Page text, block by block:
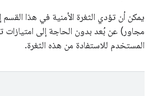
يمكن أن تؤدي الثغرة الأمنية في هذا
مجاور) عن بُعد بدون الحاجة إلى امتيازات
المستخدم للاستفادة من هذه الثغرة.